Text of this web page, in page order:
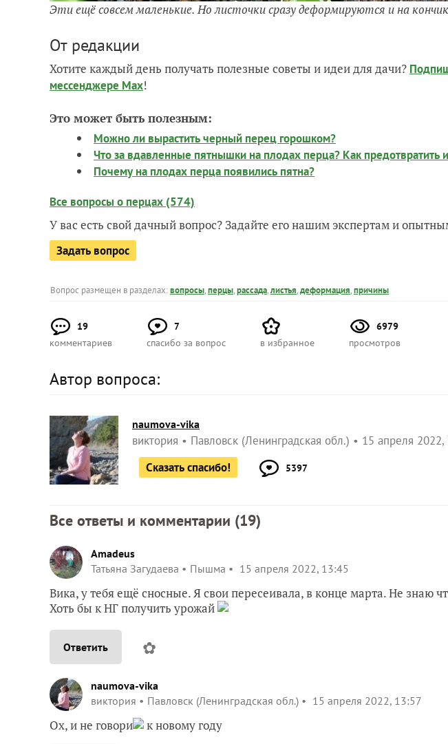
Эти ещё совсем маленькие. Но листочки сразу деформируются и на
От редакции
Хотите каждый день получать полезные советы и идеи для дачи?
мессенджере Max!
Это может быть полезным:
Можно ли вырастить черный перец горошком?
Что за вдавленные пятнышки на плодах перца? Как предотвратить
Почему на плодах перца появились пятна?
Все вопросы о перцах (574)
У вас есть свой дачный вопрос? Задайте его нашим экспертам и
Задать вопрос
Вопрос размещен в разделах:вопросы,перцы,рассада,листья,деформация,причины
19
комментариев
7
спасибо за вопрос
в избранное
6979
просмотров
Автор вопроса:
naumova-vika
виктория Павловск (Ленинградская обл.)
15 апреля 2022,
Сказать спасибо!
5397
Все ответы и комментарии (19)
Amadeus
Татьяна Загудаева
Пышма 15 апреля 2022, 13:45
Вика, у тебя ещё сносные. Я свои пересеивала, в конце марта. Не знаю
Хоть бы к НГ получить урожай
Ответить ✿
naumova-vika
виктория
Павловск (Ленинградская обл.) 15 апреля 2022, 13:57
Ох, и не говори к новому году